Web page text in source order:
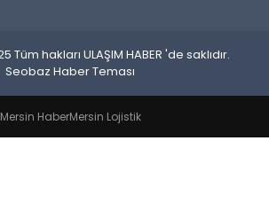
hakları ULAŞIM HABER 'de saklıdır.
Seobaz Haber Teması
Mersin HaberMersin Lojistik